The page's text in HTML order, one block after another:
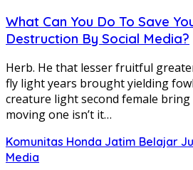
What Can You Do To Save
Destruction By Social Media?
Herb. He that lesser fruitful
fly light years brought yielding
creature light second female
moving one isn’t it…
Komunitas Honda Jatim Belajar
Media